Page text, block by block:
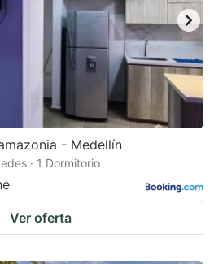
- Medellín
· 1 Dormitorio
Ver oferta